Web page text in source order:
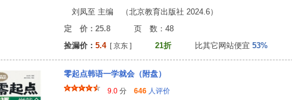
刘凤至 主编 （北京教育出版社 2024.6）
定 价：25.8 页 数：48
捡漏价： 5.4[ 京东 ] 21折 比其它网站便宜 53%
零起点韩语一学就会（附盘）
9.0 分 646 人评价